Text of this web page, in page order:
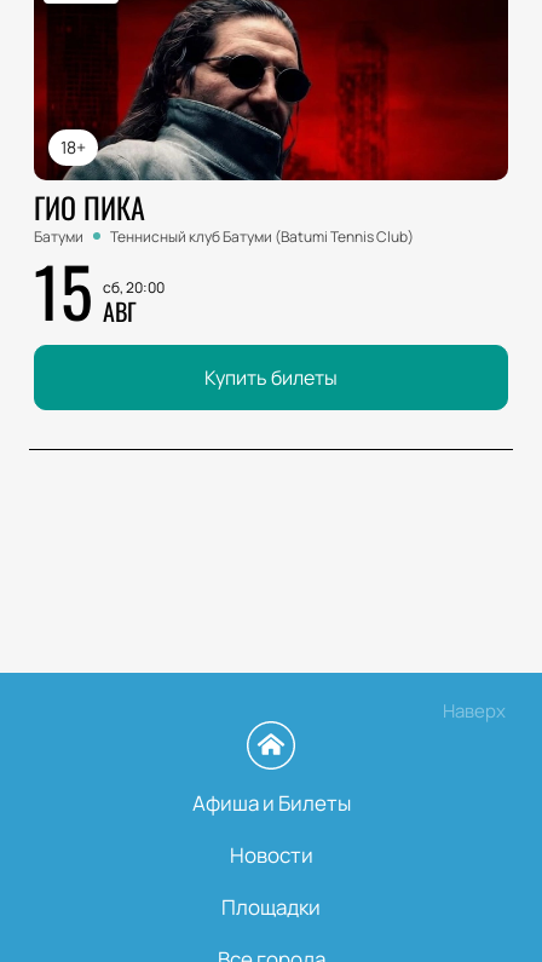
18+
ГИО ПИКА
Батуми Теннисный клуб Батуми (Batumi Tennis Club)
15 сб, 20:00
АВГ
Купить билеты
Наверх
Афиша и Билеты
Новости
Площадки